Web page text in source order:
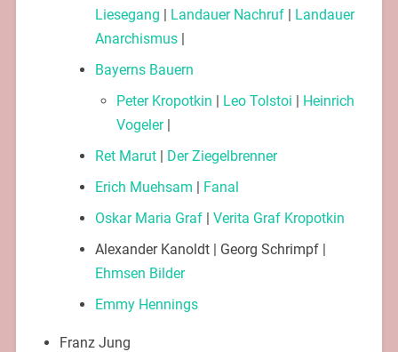
Liesegang | Landauer Nachruf| Landauer
Anarchismus|
Bayerns Bauern
Peter Kropotkin | Leo Tolstoi | Heinrich
Vogeler|
Ret Marut| Der Ziegelbrenner
Erich Muehsam | Fanal
Oskar Maria Graf| Verita Graf Kropotkin
Alexander Kanoldt | Georg Schrimpf |
Ehmsen Bilder
Emmy Hennings
Franz Jung